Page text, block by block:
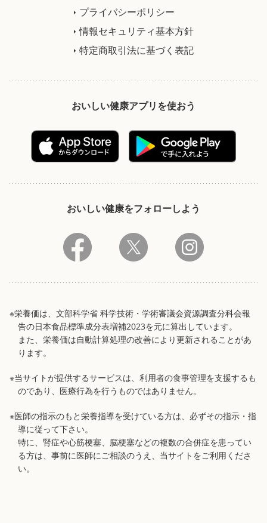
プライバシーポリシー
情報セキュリティ基本方針
特定商取引法に基づく表記
おいしい健康アプリを使おう
おいしい健康をフォローしよう
※栄養価は、文部科学省 科学技術・学術審議会資源調査分科会報
告の日本食品標準成分表増補2023を元に算出しています。
また、栄養価は自動計算処理の改善により更新されることがあ
ります。
※当サイトが提供するサービスは、利用者の食事管理を支援するも
のであり、医療行為を行うものではありません。
※医師の指示のもと栄養指導を受けている方は、必ずその指示・指
導に従って下さい。
特に、腎症や心筋梗塞、脳梗塞などの複数の合併症を患ってい
る方は、事前に医師にご相談のうえ、当サイトをご利用くださ
い。